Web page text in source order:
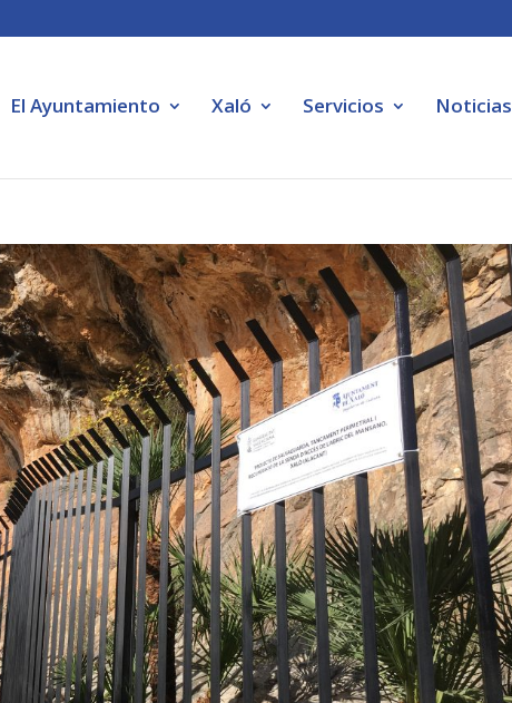
El Ayuntamiento Xaló Servicios Noticias